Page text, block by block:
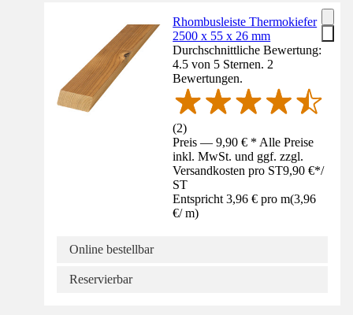
Rhombusleiste Thermokiefer
2500 x 55 x 26 mm
Durchschnittliche Bewertung:
4.5 von 5 Sternen. 2
Bewertungen.
(2)
Preis — 9,90 € * Alle Preise
inkl. MwSt. und ggf. zzgl.
Versandkosten pro ST9,90 €*/
ST
Entspricht 3,96 € pro m(3,96
€/ m)
Online bestellbar
Reservierbar